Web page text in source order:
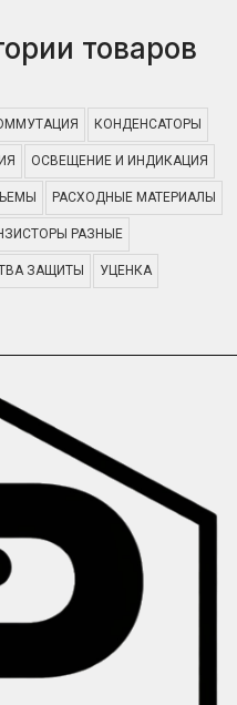
товаров
КОНДЕНСАТОРЫ
ОСВЕЩЕНИЕ И ИНДИКАЦИЯ
РАСХОДНЫЕ МАТЕРИАЛЫ
РАЗНЫЕ
ЗАЩИТЫ УЦЕНКА